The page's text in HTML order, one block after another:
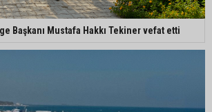
Başkanı Mustafa Hakkı Tekiner vefat etti